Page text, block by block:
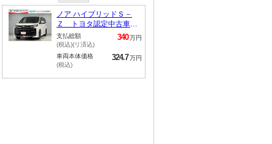
ノア ハイブリッドＳ－
Ｚ トヨタ認定中古車
７人乗り ５７０００キ
ロ ＢＳＭ 後席モニ
ター １５００Ｗ給電
ナビ＆フルセグＴＶ Ｂ
支払総額
(税込)(リ済込)
340万円
車両本体価格
(税込)
324.7万円